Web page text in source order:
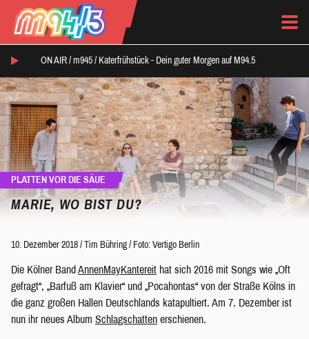
ON AIR / m945 / Katerfrühstück - Dein guter Morgen auf M94.5
PLATTEN VOR DIE SÄUE
MARIE, WO BIST DU?
10. Dezember 2018 / Tim Bühring / Foto: Vertigo Berlin
Die Kölner Band AnnenMayKantereit hat sich 2016 mit Songs wie „Oft
gefragt“, „Barfuß am Klavier“ und „Pocahontas“ von der Straße Kölns in
die ganz großen Hallen Deutschlands katapultiert. Am 7. Dezember ist
nun ihr neues Album Schlagschatten erschienen.